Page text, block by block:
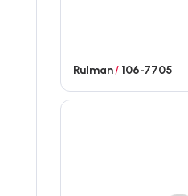
Rulman/ 106-7705